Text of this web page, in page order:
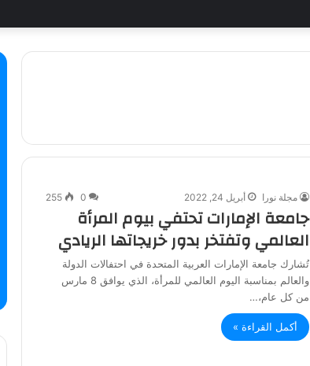
مجلة نورا أبريل 24, 2022 0
255
جامعة الإمارات تحتفي بيوم المرأة
العالمي وتفتخر بدور خريجاتها الريادي
تُشارك جامعة الإمارات العربية المتحدة في احتفالات الدولة
والعالم بمناسبة اليوم العالمي للمرأة، الذي يوافق 8 مارس
من كل عام،…
أكمل القراءة »